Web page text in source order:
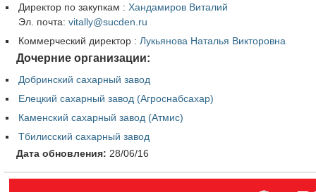
Директор по закупкам : Хандамиров Виталий
Эл. почта: vitally@sucden.ru
Коммерческий директор : Лукьянова Наталья Викторовна
Дочерние организации:
Добринский сахарный завод
Елецкий сахарный завод (Агроснабсахар)
Каменский сахарный завод (Атмис)
Тбилисский сахарный завод
Дата обновления: 28/06/16